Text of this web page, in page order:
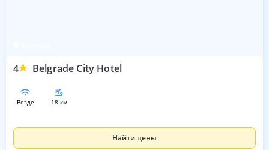
4 Belgrade City Hotel
везде 18 км
Найти цены